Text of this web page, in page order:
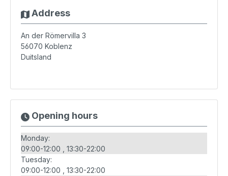
Address
An der Römervilla 3
56070 Koblenz
Duitsland
Opening hours
Monday:
09:00-12:00
13:30-22:00
Tuesday:
09:00-12:00
13:30-22:00